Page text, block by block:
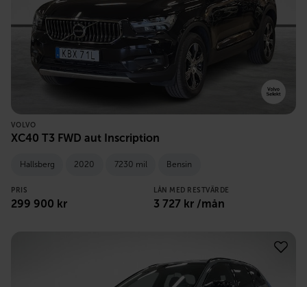
VOLVO
XC40 T3 FWD aut Inscription
Hallsberg 2020 7230 mil Bensin
PRIS
299 900 kr
LÅN MED RESTVÄRDE
3 727 kr /mån